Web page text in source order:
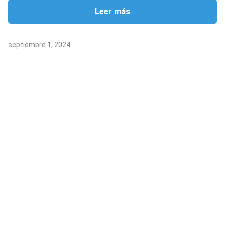
Leer más
septiembre 1, 2024